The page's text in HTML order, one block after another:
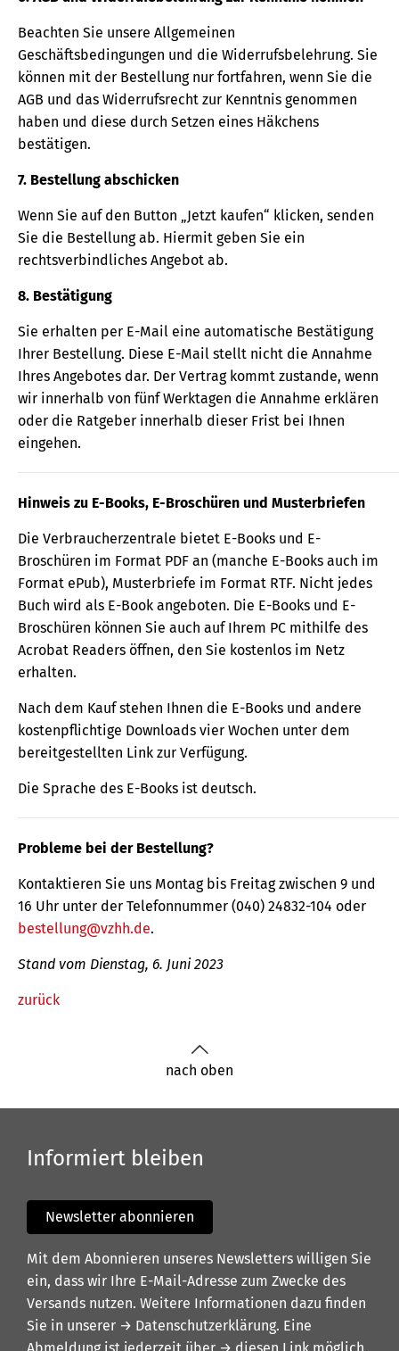
Beachten Sie unsere Allgemeinen
Geschäftsbedingungen und die Widerrufsbelehrung. Sie
können mit der Bestellung nur fortfahren, wenn Sie die
AGB und das Widerrufsrecht zur Kenntnis genommen
haben und diese durch Setzen eines Häkchens
bestätigen.
7. Bestellung abschicken
Wenn Sie auf den Button „Jetzt kaufen“ klicken, senden
Sie die Bestellung ab. Hiermit geben Sie ein
rechtsverbindliches Angebot ab.
8. Bestätigung
Sie erhalten per E-Mail eine automatische Bestätigung
Ihrer Bestellung. Diese E-Mail stellt nicht die Annahme
Ihres Angebotes dar. Der Vertrag kommt zustande, wenn
wir innerhalb von fünf Werktagen die Annahme erklären
oder die Ratgeber innerhalb dieser Frist bei Ihnen
eingehen.
Hinweis zu E-Books, E-Broschüren und Musterbriefen
Die Verbraucherzentrale bietet E-Books und E-
Broschüren im Format PDF an (manche E-Books auch im
Format ePub), Musterbriefe im Format RTF. Nicht jedes
Buch wird als E-Book angeboten. Die E-Books und E-
Broschüren können Sie auch auf Ihrem PC mithilfe des
Acrobat Readers öffnen, den Sie kostenlos im Netz
erhalten.
Nach dem Kauf stehen Ihnen die E-Books und andere
kostenpflichtige Downloads vier Wochen unter dem
bereitgestellten Link zur Verfügung.
Die Sprache des E-Books ist deutsch.
Probleme bei der Bestellung?
Kontaktieren Sie uns Montag bis Freitag zwischen 9 und
16 Uhr unter der Telefonnummer (040) 24832-104 oder
bestellung@vzhh.de.
Stand vom Dienstag, 6. Juni 2023
zurück
nach oben
Informiert bleiben
Newsletter abonnieren
Mit dem Abonnieren unseres Newsletters willigen Sie
ein, dass wir Ihre E-Mail-Adresse zum Zwecke des
Versands nutzen. Weitere Informationen dazu finden
Sie in unserer → Datenschutzerklärung. Eine